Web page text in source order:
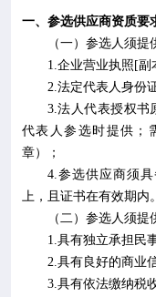
政务公开
一、参选供应商资质要
（一） 参选人 须提
1. 企业营业执照[副
2. 法定代表人身份
3. 法人代表授权书
代表人参选时提供 ；
章）
；
4. 参选供应商须
上，且证书在有效期内。
（二） 参选人 须提
1. 具有独立承担民
2. 具有良好的商业
3. 具有依法缴纳税